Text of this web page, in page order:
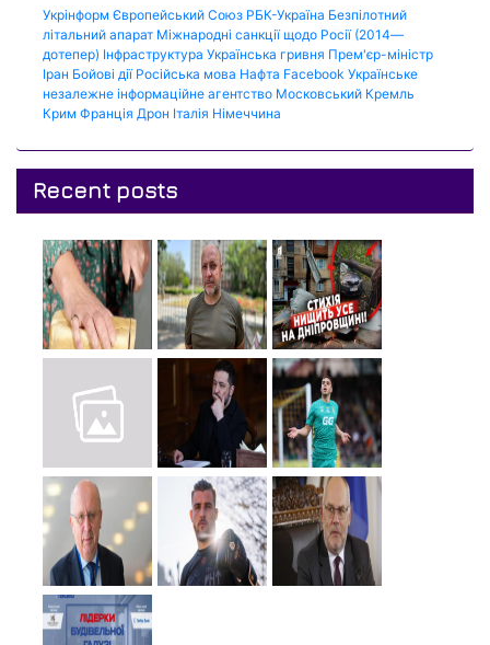
Укрінформ Європейський Союз РБК-Україна Безпілотний
літальний апарат Міжнародні санкції щодо Росії (2014—
дотепер) Інфраструктура Українська гривня Прем'єр-міністр
Іран Бойові дії Російська мова Нафта Facebook Українське
незалежне інформаційне агентство Московський Кремль
Крим Франція Дрон Італія Німеччина
Recent posts